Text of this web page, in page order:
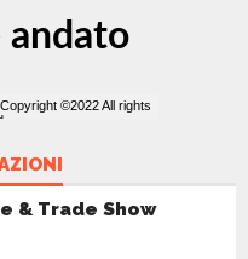
& Trade Show